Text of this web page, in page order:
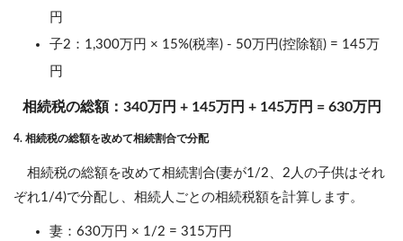
円
子2：1,300万円 × 15%(税率) - 50万円(控除額) = 145万
円
相続税の総額：340万円 + 145万円 + 145万円 = 630万円
4. 相続税の総額を改めて相続割合で分配
相続税の総額を改めて相続割合(妻が1/2、2人の子供はそれ
ぞれ1/4)で分配し、相続人ごとの相続税額を計算します。
妻：630万円 × 1/2 = 315万円